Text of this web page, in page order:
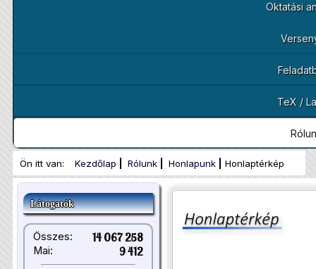
Oktatási
TeX /
Ön itt van: Kezdőlap Rólunk Honlapunk Honlaptérkép
Látogatók
Összes: 14 067 258
Mai: 9 412